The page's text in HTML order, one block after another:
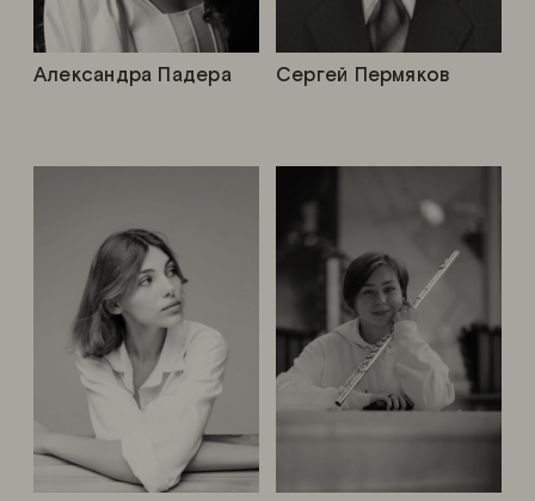
Сергей Пермяков
Александра Падера